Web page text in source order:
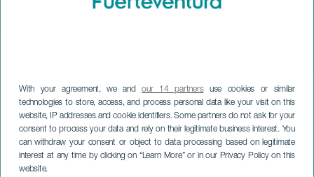
With your agreement, we andour 14 partnersuse cookies or similar
technologies to store, access, and process personal data like your visit on this
website, IP addresses and cookie identifiers. Some partners do not ask for your
consent to process your data and rely on their legitimate business interest. You
can withdraw your consent or object to data processing based on legitimate
interest at any time by clicking on “Learn More” or in our Privacy Policy on this
website.
Ullate. De Dans van het
Leven
FUERTEVENTURA